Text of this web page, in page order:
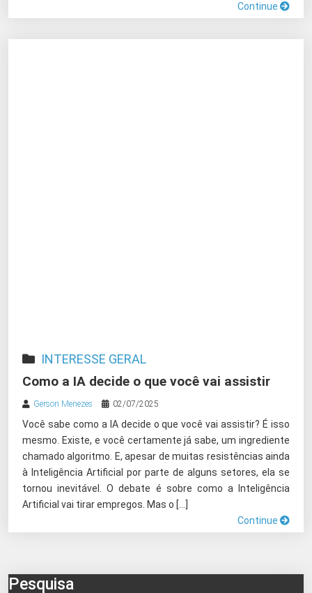
Continue
INTERESSE GERAL
Como a IA decide o que você vai assistir
Gerson Menezes 02/07/2025
Você sabe como a IA decide o que você vai assistir? É isso
mesmo. Existe, e você certamente já sabe, um ingrediente
chamado algoritmo. E, apesar de muitas resistências ainda
à Inteligência Artificial por parte de alguns setores, ela se
tornou inevitável. O debate é sobre como a Inteligência
Artificial vai tirar empregos. Mas o […]
Continue
Pesquisa